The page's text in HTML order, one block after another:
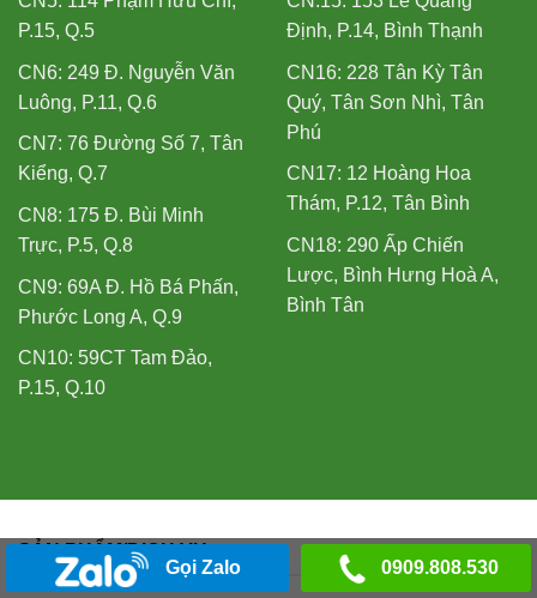
P.15, Q.5
CN6: 249 Đ. Nguyễn Văn
Luông, P.11, Q.6
CN7: 76 Đường Số 7, Tân
Kiểng, Q.7
CN8: 175 Đ. Bùi Minh
Trực, P.5, Q.8
CN9: 69A Đ. Hồ Bá Phấn,
Phước Long A, Q.9
CN10: 59CT Tam Đảo,
P.15, Q.10
Định, P.14, Bình Thạnh
CN16: 228 Tân Kỳ Tân
Quý, Tân Sơn Nhì, Tân
Phú
CN17: 12 Hoàng Hoa
Thám, P.12, Tân Bình
CN18: 290 Ấp Chiến
Lược, Bình Hưng Hoà A,
Bình Tân
SẢN PHẨM/DỊCH VỤ
Gọi Zalo
0909.808.530